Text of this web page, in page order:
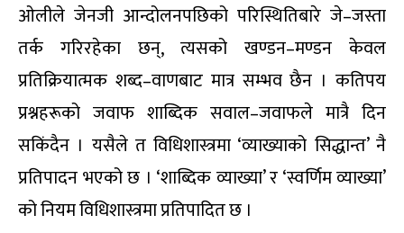
ओलीले जेनजी आन्दोलनपछिको परिस्थितिबारे जे–जस्ता
तर्क गरिरहेका छन्, त्यसको खण्डन–मण्डन केवल
प्रतिक्रियात्मक शब्द–वाणबाट मात्र सम्भव छैन । कतिपय
प्रश्नहरूको जवाफ शाब्दिक सवाल–जवाफले मात्रै दिन
सकिंदैन । यसैले त विधिशास्त्रमा ‘व्याख्याको सिद्धान्त’ नै
प्रतिपादन भएको छ । ‘शाब्दिक व्याख्या’ र ‘स्वर्णिम व्याख्या’
को नियम विधिशास्त्रमा प्रतिपादित छ ।